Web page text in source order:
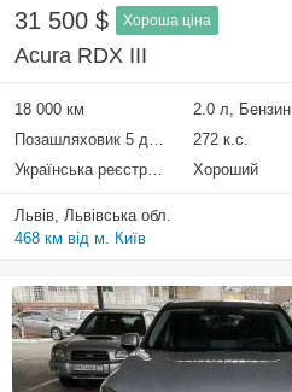
31 500 $ Хороша ціна
Acura RDX III
18 000 км 2.0 л, Бензин
Позашляховик 5 дверей
272 к.с.
Українська реєстрація
Хороший
Львів, Львівська обл.
468 км від м. Київ